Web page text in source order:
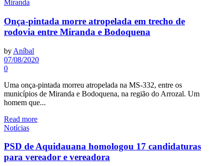
Miranda
Onça-pintada morre atropelada em trecho de
rodovia entre Miranda e Bodoquena
by Aníbal
07/08/2020
0
Uma onça-pintada morreu atropelada na MS-332, entre os
municípios de Miranda e Bodoquena, na região do Arrozal. Um
homem que...
Read more
Notícias
PSD de Aquidauana homologou 17 candidaturas
para vereador e vereadora